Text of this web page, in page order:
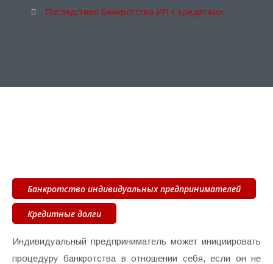
Последствия банкротства ИП с кредитами
Банкротство индивидуальных предпринимателей
Кредитные долги
Индивидуальный предприниматель может инициировать
процедуру банкротства в отношении себя, если он не